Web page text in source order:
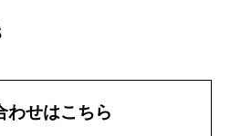
わせはこちら